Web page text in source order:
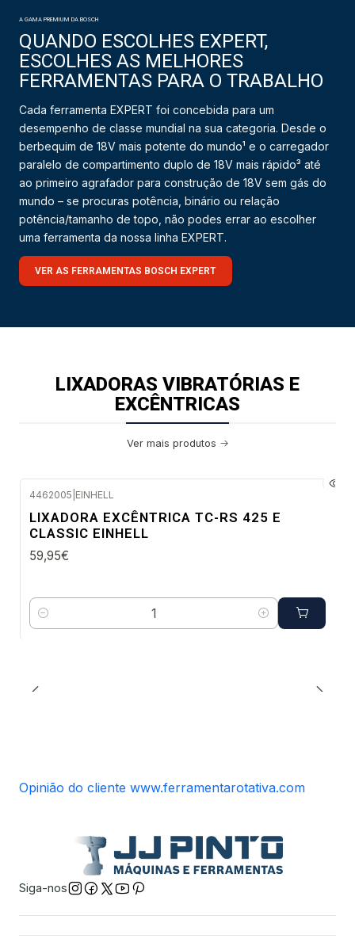
A GAMA PREMIUM DA BOSCH
QUANDO ESCOLHES EXPERT,
ESCOLHES AS MELHORES
FERRAMENTAS PARA O TRABALHO
Cada ferramenta EXPERT foi concebida para um
desempenho de classe mundial na sua categoria. Desde o
berbequim de 18V mais potente do mundo¹ e o carregador
paralelo de compartimento duplo de 18V mais rápido³ até
ao primeiro agrafador para construção de 18V sem gás do
mundo – se procuras potência, binário ou relação
potência/tamanho de topo, não podes errar ao escolher
uma ferramenta da nossa linha EXPERT.
VER AS FERRAMENTAS BOSCH EXPERT
LIXADORAS VIBRATÓRIAS E
EXCÊNTRICAS
Ver mais produtos
4462005 EINHELL
LIXADORA EXCÊNTRICA TC-RS 425 E
CLASSIC EINHELL
59,95€
Quantidade
Opinião do cliente www.ferramentarotativa.com
Siga-nos